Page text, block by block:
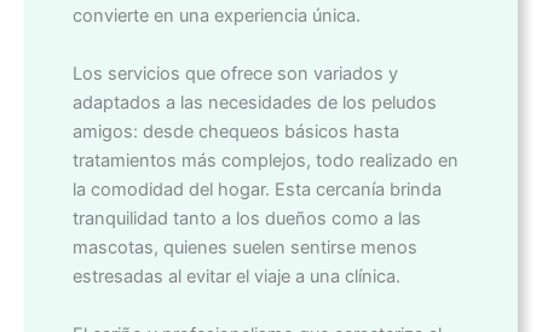
convierte en una experiencia única.
Los servicios que ofrece son variados y
adaptados a las necesidades de los peludos
amigos: desde chequeos básicos hasta
tratamientos más complejos, todo realizado en
la comodidad del hogar. Esta cercanía brinda
tranquilidad tanto a los dueños como a las
mascotas, quienes suelen sentirse menos
estresadas al evitar el viaje a una clínica.